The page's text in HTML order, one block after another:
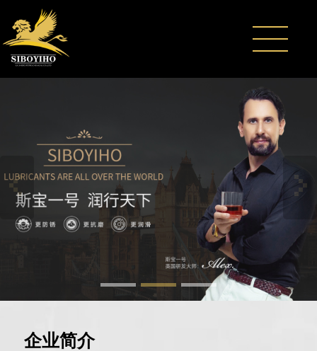
企业简介